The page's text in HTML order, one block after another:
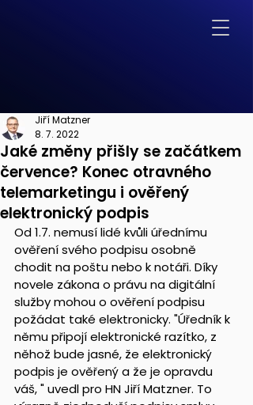
Jaké změny přišly se začátkem
července? Konec otravného
telemarketingu i ověřený
elektronický podpis
Jiří Matzner
8. 7. 2022
Od 1.7. nemusí lidé kvůli úřednímu
ověření svého podpisu osobně
chodit na poštu nebo k notáři. Díky
novele zákona o právu na digitální
služby mohou o ověření podpisu
požádat také elektronicky. "Úředník k
němu připojí elektronické razítko, z
něhož bude jasné, že elektronický
podpis je ověřený a že je opravdu
váš, " uvedl pro HN Jiří Matzner. To